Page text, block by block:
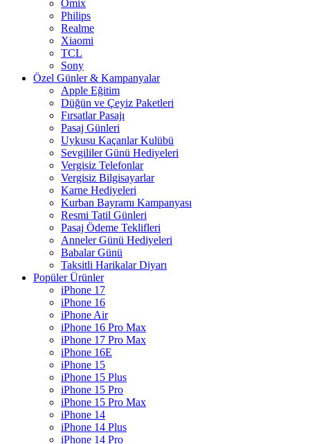
Omix
Philips
Realme
Xiaomi
TCL
Sony
Özel Günler & Kampanyalar
Apple Eğitim
Düğün ve Çeyiz Paketleri
Fırsatlar Pasajı
Pasaj Günleri
Uykusu Kaçanlar Kulübü
Sevgililer Günü Hediyeleri
Vergisiz Telefonlar
Vergisiz Bilgisayarlar
Karne Hediyeleri
Kurban Bayramı Kampanyası
Resmi Tatil Günleri
Pasaj Ödeme Teklifleri
Anneler Günü Hediyeleri
Babalar Günü
Taksitli Harikalar Diyarı
Popüler Ürünler
iPhone 17
iPhone 16
iPhone Air
iPhone 16 Pro Max
iPhone 17 Pro Max
iPhone 16E
iPhone 15
iPhone 15 Plus
iPhone 15 Pro
iPhone 15 Pro Max
iPhone 14
iPhone 14 Plus
iPhone 14 Pro